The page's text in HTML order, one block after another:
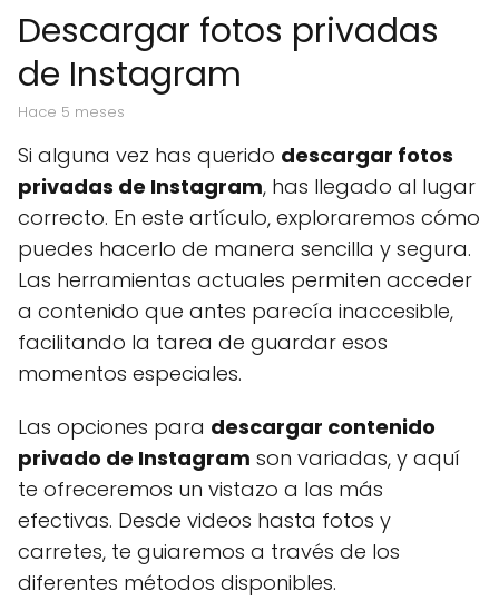
Descargar fotos privadas
de Instagram
hace 5 meses
Si alguna vez has querido descargar fotos
privadas de Instagram, has llegado al lugar
correcto. En este artículo, exploraremos cómo
puedes hacerlo de manera sencilla y segura.
Las herramientas actuales permiten acceder
a contenido que antes parecía inaccesible,
facilitando la tarea de guardar esos
momentos especiales.
Las opciones para descargar contenido
privado de Instagram son variadas, y aquí
te ofreceremos un vistazo a las más
efectivas. Desde videos hasta fotos y
carretes, te guiaremos a través de los
diferentes métodos disponibles.